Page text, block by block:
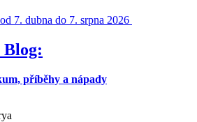
od 7. dubna do 7. srpna 2026
příběhy a nápady